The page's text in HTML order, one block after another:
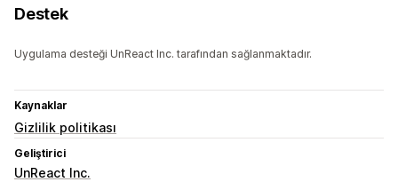
Destek
Uygulama desteği UnReact Inc. tarafından sağlanmaktadır.
Kaynaklar
Gizlilik politikası
Geliştirici
UnReact Inc.